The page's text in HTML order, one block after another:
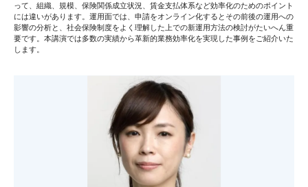
って、組織、規模、保険関係成立状況、賃金支払体系など効率化のためのポイント
には違いがあります。運用面では、申請をオンライン化するとその前後の運用への
影響の分析と、社会保険制度をよく理解した上での新運用方法の検討がたいへん重
要です。本講演では多数の実績から革新的業務効率化を実現した事例をご紹介いた
します。